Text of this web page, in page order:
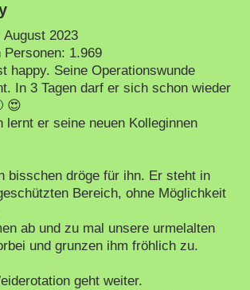
August 2023
Personen: 1.969
happy. Seine Operationswunde
In 3 Tagen darf er sich schon wieder
😍
lernt er seine neuen Kolleginnen
bisschen dröge für ihn. Er steht in
Bereich, ohne Möglichkeit
ab und zu mal unsere urmelalten
und grunzen ihm fröhlich zu.
geht weiter.